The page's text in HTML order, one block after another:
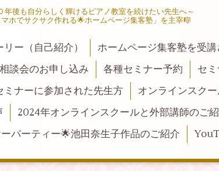
年後も自分らしく輝けるピアノ教室を続けたい先生へ～
マホでサクサク作れる🌟ホームページ集客塾」を主宰🎼
ー（自己紹介）
ホームページ集客塾を受
談会のお申し込み
各種セミナー予約
セ
ミナーに参加された先生方
オンラインスク
2024年オンラインスクールと外部講師のご
パーティー🌟池田奈生子作品のご紹介